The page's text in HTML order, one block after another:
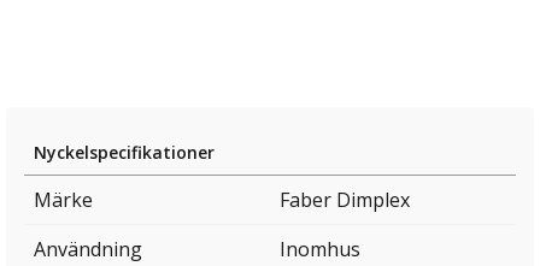
Nyckelspecifikationer
Märke
Faber Dimplex
Användning
Inomhus